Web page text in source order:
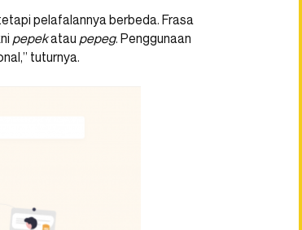
pelafalannya berbeda. Frasa
pepekatau pepeg. Penggunaan
tuturnya.